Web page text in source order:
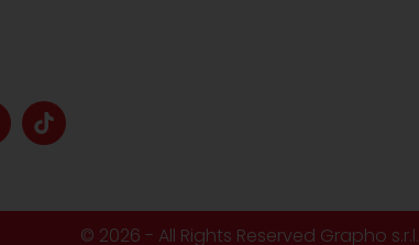
© 2026 - All Rights Reserved Grapho s.r.l.